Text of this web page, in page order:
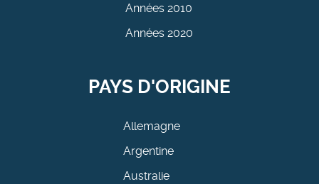
Années 2010
Années 2020
PAYS D'ORIGINE
Allemagne
Argentine
Australie